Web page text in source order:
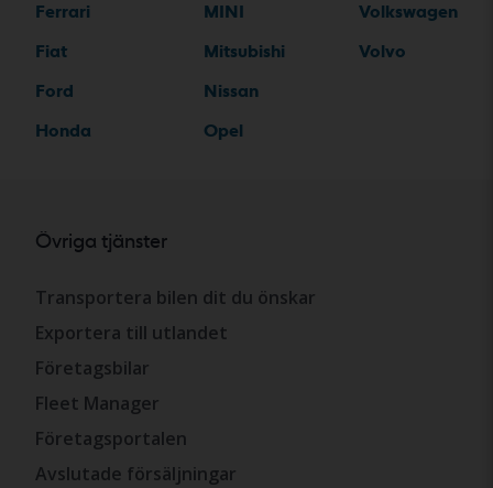
Ferrari
Fiat
Ford
Honda
MINI
Mitsubishi
Nissan
Opel
Volkswagen
Volvo
Övriga tjänster
Transportera bilen dit du önskar
Exportera till utlandet
Företagsbilar
Fleet Manager
Företagsportalen
Avslutade försäljningar